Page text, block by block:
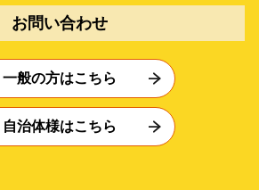
お問い合わせ
一般の方はこちら
自治体様はこちら